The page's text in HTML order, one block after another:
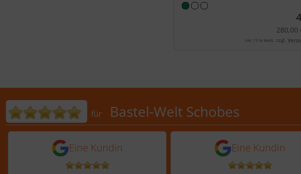
280,00
inkl. 19 % MwSt. zzgl.
Bewertungen für Bastel-Welt Schobes:
für Bastel-Welt Schobes
5 von 5 Sternen von einer Kundin vor 6 Tagen
Eine Kundin 5 von 5 Sternen
Eine Kundin